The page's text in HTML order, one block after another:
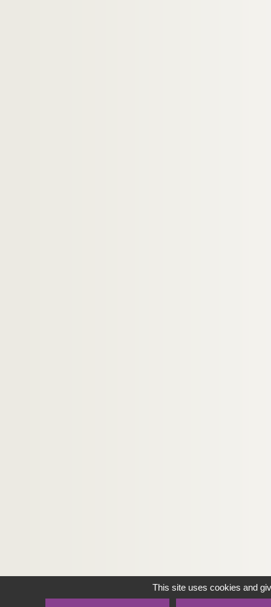
This site uses cookies and